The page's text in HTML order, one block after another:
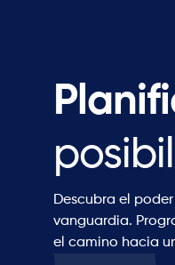
Descubra el
vanguardia.
el camino hacia